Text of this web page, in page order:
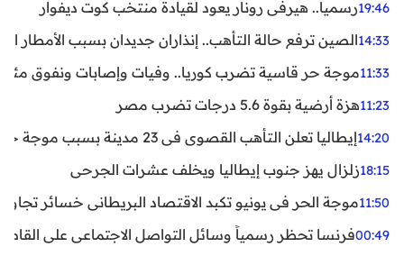
19:46رسميا.. هيرفي رونار يعود لقيادة منتخب كوت ديفوار
14:33الصين ترفع حالة التأهب.. إنذاران جديدان بسبب الأمطار
11:33موجة حر قاسية تضرب كوريا.. وفيات وإصابات ونفوق مئات
11:23هزة أرضية بقوة 5.6 درجات تضرب مصر
14:20إيطاليا تعلن التأهب القصوى في 23 مدينة بسبب موجة حر شديدة
18:15زلزال يهز جنوب إيطاليا ويخلف عشرات الجرحى
11:50موجة الحر في يونيو تكبد الاقتصاد البريطاني خسائر تجاوزت 1.5 مليار
00:49فرنسا تحظر رسمياً وسائل التواصل الاجتماعي على القاصرين